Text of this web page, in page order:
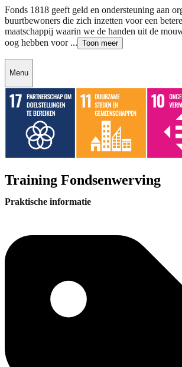
Fonds 1818 geeft geld en ondersteuning aan
buurtbewoners die zich inzetten voor een
maatschappij waarin we de handen uit de
oog hebben voor ... Toon meer
Menu
Training Fondsenwerving
Praktische informatie